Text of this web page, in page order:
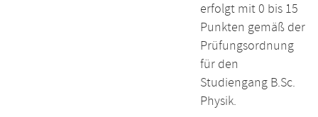
erfolgt mit 0 bis 15
Punkten gemäß der
Prüfungsordnung
für den
Studiengang B.Sc.
Physik.